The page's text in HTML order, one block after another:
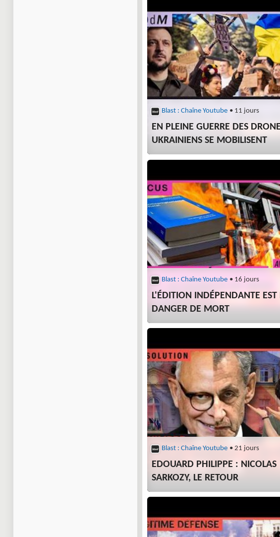
Blast : Chaîne Youtube • 11 jours
EN PLEINE GUERRE DES
UKRAINIENS SE MOBILISENT
Blast : Chaîne Youtube • 16 jours
L'ÉDITION INDÉPENDANTE EST
DANGER DE MORT
Blast : Chaîne Youtube • 21 jours
EDOUARD PHILIPPE : NICOLAS
SARKOZY, LE RETOUR